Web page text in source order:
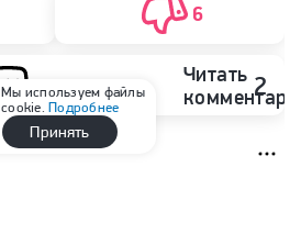
6
Читать 2
Мы используем файлы
cookie.Подробнее
Принять